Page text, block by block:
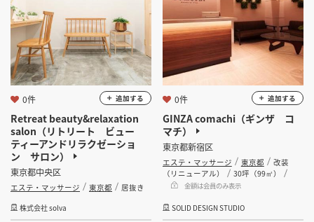
Retreat beauty&relaxation
salon（リトリート ビュー
ティーアンドリラクゼーショ
ン サロン）
東京都中央区
エステ・マッサージ 東京都
居抜き
株式会社 solva
0件 追加する
GINZA comachi（ギンザ コ
マチ）
東京都新宿区
エステ・マッサージ 東京都
改装
（リニューアル）
30坪（99㎡）
金額は会員のみ表示
SOLID DESIGN STUDIO
0件 追加する